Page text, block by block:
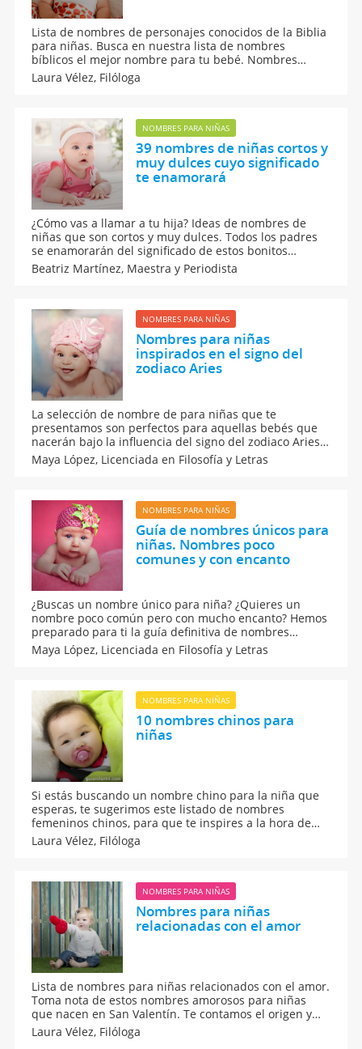
Lista de nombres de personajes conocidos de la Biblia
para niñas. Busca en nuestra lista de nombres
bíblicos el mejor nombre para tu bebé. Nombres
bíblicos femeninos más populares en el libro sagrado.
Si deseas poner un nombre cristiano a tu bebé,
Laura Vélez, Filóloga
NOMBRES PARA NIÑAS
39 nombres de niñas cortos y
muy dulces cuyo significado
te enamorará
¿Cómo vas a llamar a tu hija? Ideas de nombres de
niñas que son cortos y muy dulces. Todos los padres
se enamorarán del significado de estos bonitos
nombres para bebés que nunca pasan de moda.
Descubre el origen de cada uno de los nombres para
Beatriz Martínez, Maestra y Periodista
NOMBRES PARA NIÑAS
Nombres para niñas
inspirados en el signo del
zodiaco Aries
La selección de nombre de para niñas que te
presentamos son perfectos para aquellas bebés que
nacerán bajo la influencia del signo del zodiaco Aries,
es decir, que llegarán a este mundo entre el 21 de
marzo y el 20 de abril. Además, te contamos cómo son
Maya López, Licenciada en Filosofía y Letras
NOMBRES PARA NIÑAS
Guía de nombres únicos para
niñas. Nombres poco
comunes y con encanto
¿Buscas un nombre único para niña? ¿Quieres un
nombre poco común pero con mucho encanto? Hemos
preparado para ti la guía definitiva de nombres
(incluye más de 57 ideas) en la que encontrarás ese
nombre y su significado que acompañará a tu hija
Maya López, Licenciada en Filosofía y Letras
NOMBRES PARA NIÑAS
10 nombres chinos para
niñas
Si estás buscando un nombre chino para la niña que
esperas, te sugerimos este listado de nombres
femeninos chinos, para que te inspires a la hora de
elegir el nombre para tu bebé. Nombres de origen
chino para bebés. Origen y significado de todos los
Laura Vélez, Filóloga
NOMBRES PARA NIÑAS
Nombres para niñas
relacionadas con el amor
Lista de nombres para niñas relacionados con el amor.
Toma nota de estos nombres amorosos para niñas
que nacen en San Valentín. Te contamos el origen y
significado de los nombres para niñas llenos de amor
y te damos otras ideas de nombres bonitos para tu
Laura Vélez, Filóloga